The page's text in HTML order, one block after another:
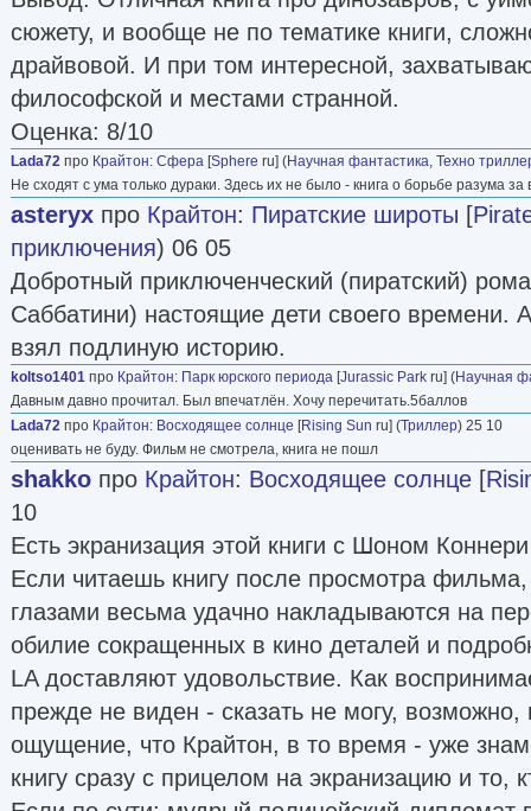
сюжету, и вообще не по тематике книги,
драйвовой. И при том интересной,
философской и местами странной.
Оценка: 8/10
Lada72 про Крайтон: Сфера [Sphere ru] (Научная фантастика, Техно
Не сходят с ума только дураки. Здесь их не было - книга о борьбе разума
asteryx про Крайтон: Пиратские широты [
приключения) 06 05
Добротный приключенческий (пиратский)
Саббатини) настоящие дети своего времени.
взял подлиную историю.
koltso1401 про Крайтон: Парк юрского периода [Jurassic Park ru] (Научная
Давным давно прочитал. Был впечатлён. Хочу перечитать.5баллов
Lada72 про Крайтон: Восходящее солнце [Rising Sun ru] (Триллер) 25 10
оценивать не буду. Фильм не смотрела, книга не пошл
shakko про Крайтон: Восходящее солнце [
10
Есть экранизация этой книги с Шоном
Если читаешь книгу после просмотра
глазами весьма удачно накладываются на
обилие сокращенных в кино деталей и
LA доставляют удовольствие. Как
прежде не виден - сказать не могу,
ощущение, что Крайтон, в то время - уже
книгу сразу с прицелом на экранизацию и то,